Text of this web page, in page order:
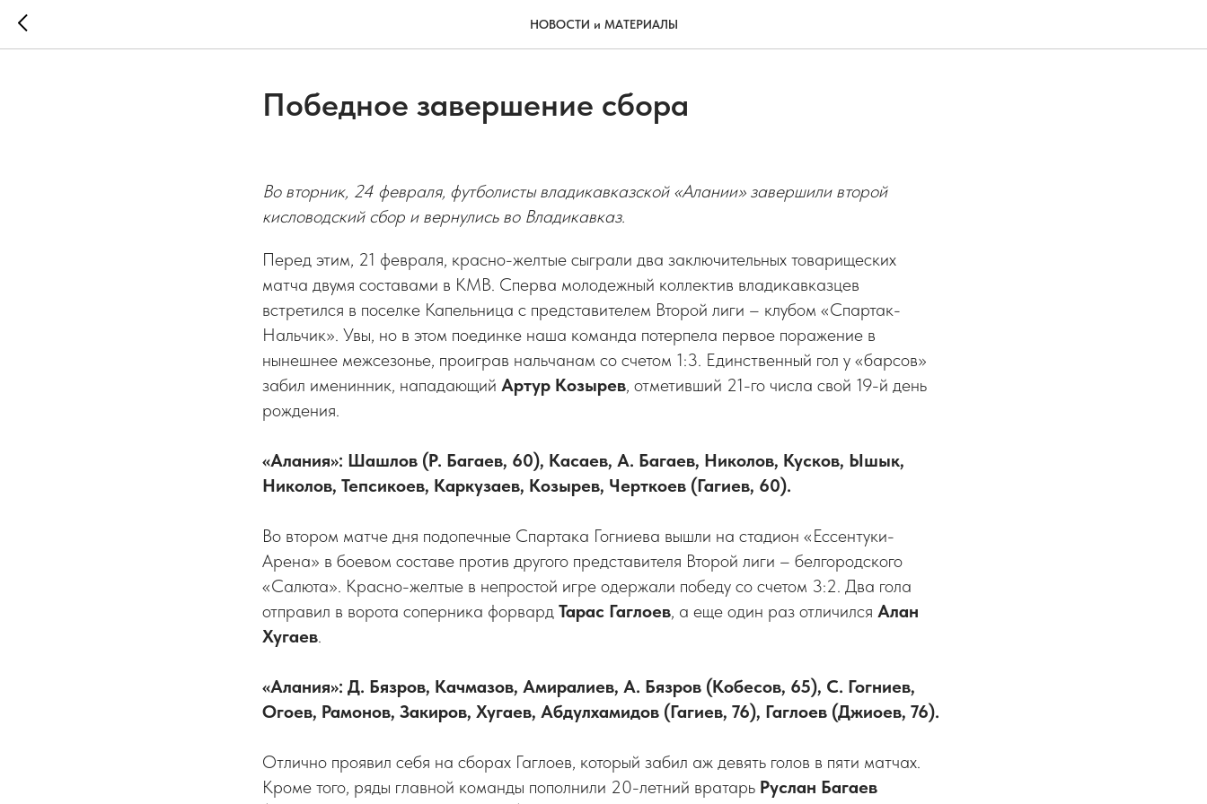
НОВОСТИ и МАТЕРИАЛЫ
Победное завершение сбора
Во вторник, 24 февраля, футболисты владикавказской «Алании» завершили второй
кисловодский сбор и вернулись во Владикавказ.
Перед этим, 21 февраля, красно-желтые сыграли два заключительных товарищеских
матча двумя составами в КМВ. Сперва молодежный коллектив владикавказцев
встретился в поселке Капельница с представителем Второй лиги – клубом «Спартак-
Нальчик». Увы, но в этом поединке наша команда потерпела первое поражение в
нынешнее межсезонье, проиграв нальчанам со счетом 1:3. Единственный гол у «барсов»
забил именинник, нападающий Артур Козырев, отметивший 21-го числа свой 19-й день
рождения.
«Алания»: Шашлов (Р. Багаев, 60), Касаев, А. Багаев, Николов, Кусков, Ышык,
Николов, Тепсикоев, Каркузаев, Козырев, Черткоев (Гагиев, 60).
Во втором матче дня подопечные Спартака Гогниева вышли на стадион «Ессентуки-
Арена» в боевом составе против другого представителя Второй лиги – белгородского
«Салюта». Красно-желтые в непростой игре одержали победу со счетом 3:2. Два гола
отправил в ворота соперника форвард Тарас Гаглоев, а еще один раз отличился Алан
Хугаев.
«Алания»: Д. Бязров, Качмазов, Амиралиев, А. Бязров (Кобесов, 65), С. Гогниев,
Огоев, Рамонов, Закиров, Хугаев, Абдулхамидов (Гагиев, 76), Гаглоев (Джиоев, 76).
Отлично проявил себя на сборах Гаглоев, который забил аж девять голов в пяти матчах.
Кроме того, ряды главной команды пополнили 20-летний вратарь Руслан Багаев